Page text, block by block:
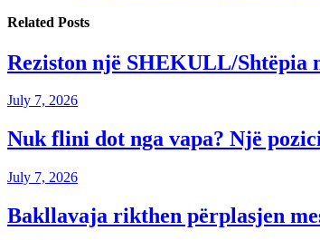
Related Posts
Reziston një SHEKULL/Shtëpia
July 7, 2026
Nuk flini dot nga vapa? Një
July 7, 2026
Bakllavaja rikthen përplasjen